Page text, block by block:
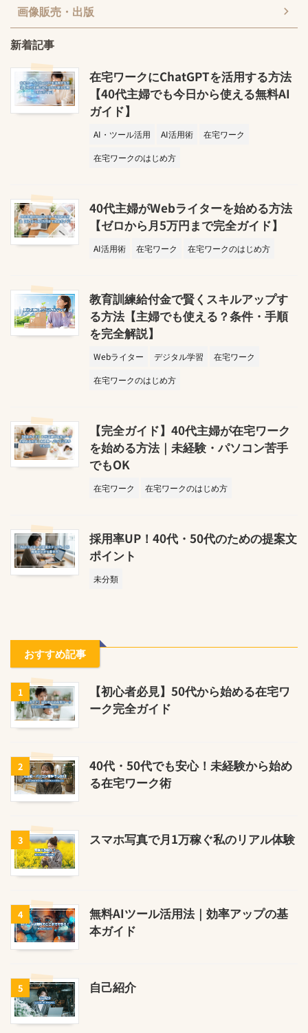
画像販売・出版
新着記事
在宅ワークにChatGPTを活用する方法
【40代主婦でも今日から使える無料AI
ガイド】
AI・ツール活用 AI活用術
在宅ワーク
在宅ワークのはじめ方
40代主婦がWebライターを始める方法
【ゼロから月5万円まで完全ガイド】
AI活用術 在宅ワーク 在宅ワークのはじめ方
教育訓練給付金で賢くスキルアップす
る方法【主婦でも使える？条件・手順
を完全解説】
Webライター デジタル学習
在宅ワーク
在宅ワークのはじめ方
【完全ガイド】40代主婦が在宅ワーク
を始める方法｜未経験・パソコン苦手
でもOK
在宅ワーク 在宅ワークのはじめ方
採用率UP！40代・50代のための提案文
ポイント
未分類
おすすめ記事
1
【初心者必見】50代から始める在宅ワ
ーク完全ガイド
2
40代・50代でも安心！未経験から始め
る在宅ワーク術
3 スマホ写真で月1万稼ぐ私のリアル体験
4
無料AIツール活用法｜効率アップの基
本ガイド
5 自己紹介